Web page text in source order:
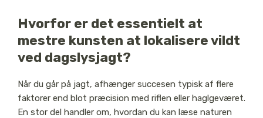
Hvorfor er det essentielt at
mestre kunsten at lokalisere vildt
ved dagslysjagt?
Når du går på jagt, afhænger succesen typisk af flere
faktorer end blot præcision med riflen eller haglgeværet.
En stor del handler om, hvordan du kan læse naturen